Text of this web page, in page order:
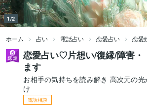
1/2
ホーム 占い 電話占い 恋愛占い 恋愛
恋愛占い♡片想い/復縁/障害・
ます
お相手の気持ちを読み解き 高次元の
け
電話相談